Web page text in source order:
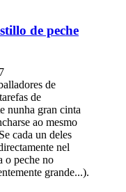
de peche
de
de
nunha gran cinta
ao mesmo
cada un deles
nel
o peche no
grande...).